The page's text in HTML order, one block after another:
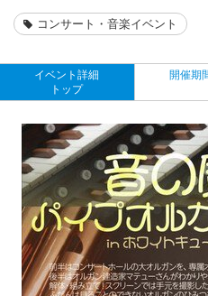
コンサート・音楽イベント
イベント詳細
トップ
開催期